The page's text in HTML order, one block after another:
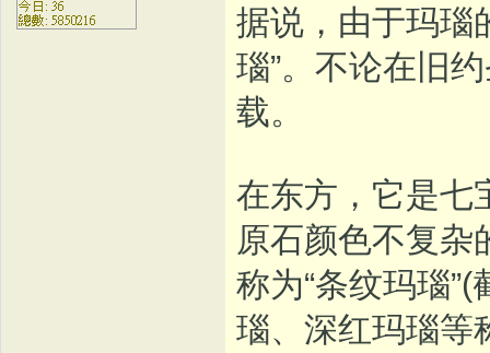
据说，由于玛瑙
瑙”。不论在旧
载。
在东方，它是七
原石颜色不复杂
称为“条纹玛瑙
瑙、深红玛瑙等